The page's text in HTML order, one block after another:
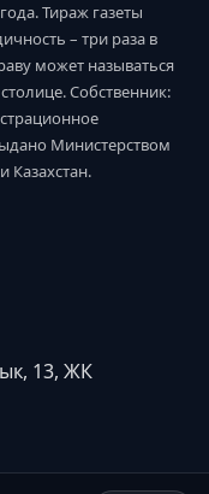
Тираж газеты
– три раза в
может называться
Собственник:
Министерством
13, ЖК